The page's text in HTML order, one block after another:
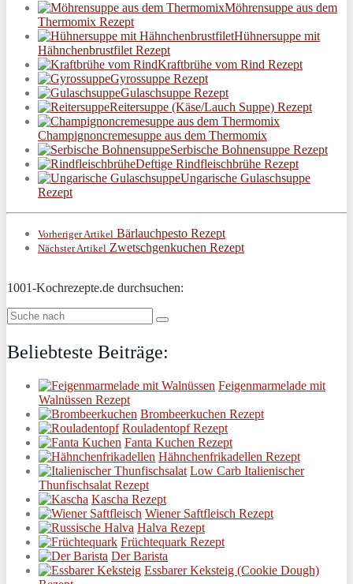
Möhrensuppe aus dem
Thermomix Rezept
Hühnersuppe mit
Hähnchenbrustfilet Rezept
Kraftbrühe vom Rind Rezept
Gyrossuppe Rezept
Gulaschsuppe Rezept
Reitersuppe (Käse/Lauch Suppe) Rezept
Champignoncremesuppe aus dem Thermomix
Serbische Bohnensuppe Rezept
Deftige Rindfleischbrühe Rezept
Ungarische Gulaschsuppe
Rezept
Vorheriger Artikel Bärlauchpesto Rezept
Nächster Artikel Zwetschgenkuchen Rezept
1001-Kochrezepte.de durchsuchen:
Beliebteste Beiträge:
Feigenmarmelade mit
Walnüssen Rezept
Brombeerkuchen Rezept
Rouladentopf Rezept
Fanta Kuchen Rezept
Hähnchenfrikadellen Rezept
Low Carb Italienischer
Thunfischsalat Rezept
Kascha Rezept
Wiener Saftfleisch Rezept
Halva Rezept
Früchtequark Rezept
Der Barista
Essbarer Keksteig (Cookie Dough)